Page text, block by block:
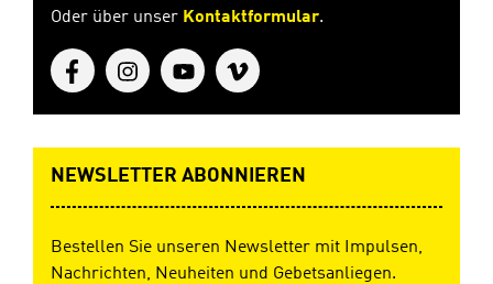
Oder über unser Kontaktformular.
NEWSLETTER ABONNIEREN
Bestellen Sie unseren Newsletter mit Impulsen,
Nachrichten, Neuheiten und Gebetsanliegen.